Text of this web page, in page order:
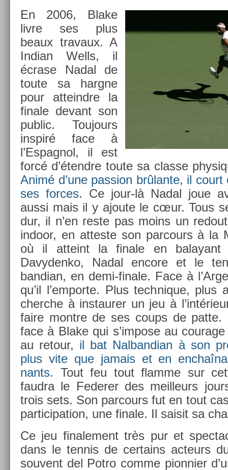
En 2006, Blake
livre ses plus
beaux travaux. A
In­dian Wells, il
écrase Nadal de
toute sa hargne
pour at­teindre la
fin­ale de­vant son
pub­lic. Toujours
in­spiré face à
l’Es­pagnol, il est
forcé d’étendre toute sa clas­se
Animé d’une pass­ion brûlante, il
ses for­ces. Ce jour-là Nadal joue
aussi mais il y ajoute le cœur. Tous
dur, il n’en reste pas moins un
in­door, en at­teste son par­cours à la
où il at­teint la fin­ale en balayant
Davyden­ko, Nadal en­core et le
bandian, en demi-finale. Face à
qu’il l’em­porte. Plus tech­nique, plus
cherche à in­staur­er un jeu à
faire montre de ses coups de patte.
face à Blake qui s’im­pose au
au re­tour, il bat Nal­bandian à son
plus vite que jamais et en
nants. Tout feu tout flam­me sur
faud­ra le Feder­er des meil­leurs
trois sets. Son par­cours fut en tout
par­ticipa­tion, une fin­ale. Il saisit sa
Ce jeu fin­ale­ment très pur et
dans le ten­nis de cer­tains ac­teurs
souvent del Potro comme pion­ni­er